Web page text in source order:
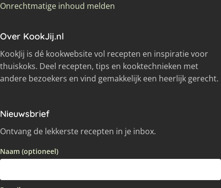
Onrechtmatige inhoud melden
Over KookJij.nl
KookJij is dé kookwebsite vol recepten en inspiratie voor
thuiskoks. Deel recepten, tips en kooktechnieken met
andere bezoekers en vind gemakkelijk een heerlijk gerecht.
Nieuwsbrief
Ontvang de lekkerste recepten in je inbox.
Naam (optioneel)